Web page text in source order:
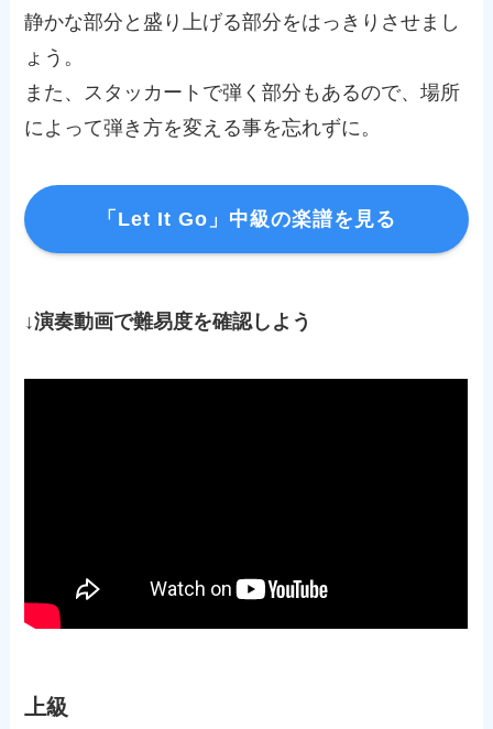
静かな部分と盛り上げる部分をはっきりさせまし
ょう。
また、スタッカートで弾く部分もあるので、場所
によって弾き方を変える事を忘れずに。
「Let It Go」中級の楽譜を見る
↓演奏動画で難易度を確認しよう
上級